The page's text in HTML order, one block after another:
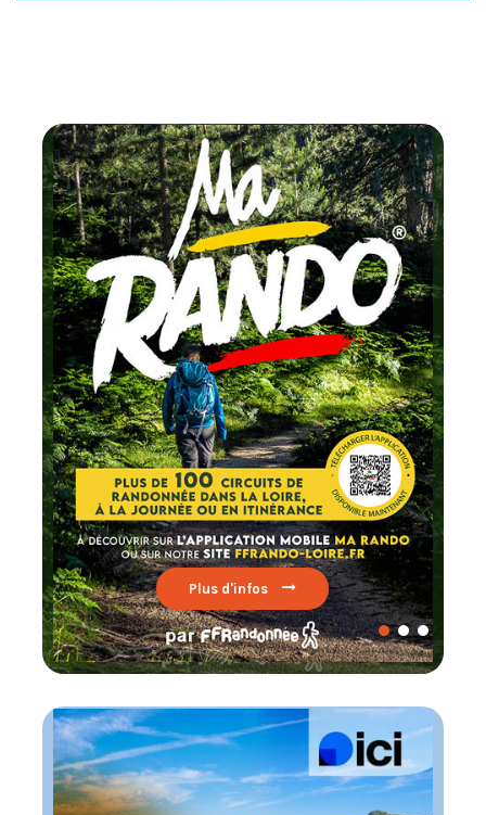
Chaque mois
testez un circuit
FFRandonnée
Lire par ici